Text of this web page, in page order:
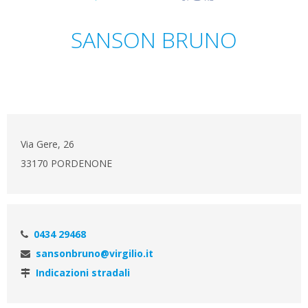
SANSON BRUNO
Via Gere, 26
33170 PORDENONE
0434 29468
sansonbruno@virgilio.it
Indicazioni stradali